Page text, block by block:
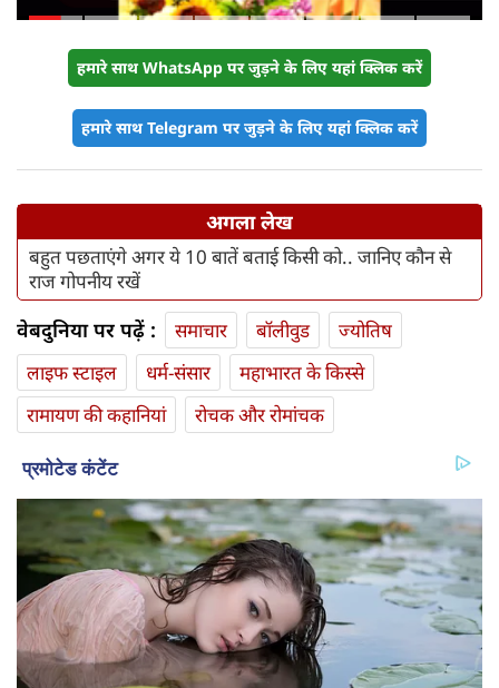
आत्मनिर्भरता की राह
हमारे साथ WhatsApp पर जुड़ने के लिए यहां क्लिक करें
हमारे साथ Telegram पर जुड़ने के लिए यहां क्लिक करें
अगला लेख
बहुत पछताएंगे अगर ये 10 बातें बताई किसी को.. जानिए कौन से
राज गोपनीय रखें
वेबदुनिया पर पढ़ें : समाचार बॉलीवुड
ज्योतिष
लाइफ स्‍टाइल
धर्म-संसार
महाभारत के किस्से
रामायण की कहानियां
रोचक और रोमांचक